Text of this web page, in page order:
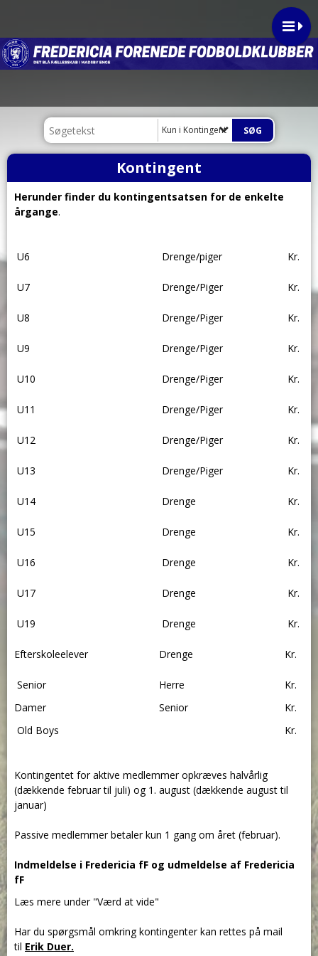
Kun i Kontingent
Kontingent
Herunder finder du kontingentsatsen for de enkelte
årgange.
U6 Drenge/piger Kr.
U7 Drenge/Piger Kr.
U8 Drenge/Piger Kr.
U9 Drenge/Piger Kr.
U10 Drenge/Piger Kr.
U11 Drenge/Piger Kr.
U12 Drenge/Piger Kr.
U13 Drenge/Piger Kr.
U14 Drenge Kr.
U15 Drenge Kr.
U16 Drenge Kr.
U17 Drenge Kr.
U19 Drenge Kr.
Efterskoleelever Drenge Kr.
Senior Herre
Kr.
Damer
Senior
Kr.
Old Boys
Kr.
Kontingentet for aktive medlemmer opkræves halvårlig
(dækkende februar til juli) og 1. august (dækkende august til
januar)
Passive medlemmer betaler kun 1 gang om året (februar).
Indmeldelse i Fredericia fF og udmeldelse af Fredericia
fF
Læs mere under "Værd at vide"
Har du spørgsmål omkring kontingenter kan rettes på mail
til Erik Duer.